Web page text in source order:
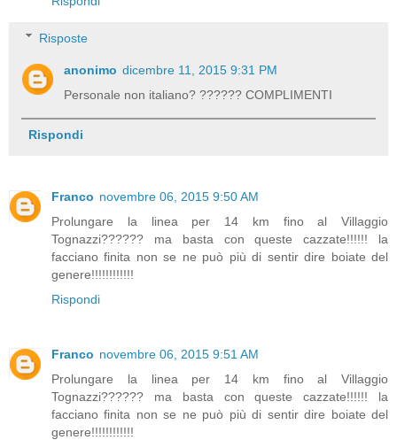
Risposte
anonimo dicembre 11, 2015 9:31 PM
Personale non italiano? ?????? COMPLIMENTI
Rispondi
Franco novembre 06, 2015 9:50 AM
Prolungare la linea per 14 km fino al Villaggio
Tognazzi?????? ma basta con queste cazzate!!!!!! la
facciano finita non se ne può più di sentir dire boiate del
genere!!!!!!!!!!!!
Rispondi
Franco novembre 06, 2015 9:51 AM
Prolungare la linea per 14 km fino al Villaggio
Tognazzi?????? ma basta con queste cazzate!!!!!! la
facciano finita non se ne può più di sentir dire boiate del
genere!!!!!!!!!!!!